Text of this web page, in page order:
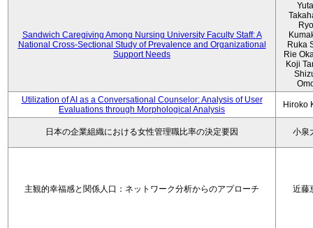
Sandwich Caregiving Among Nursing University Faculty Staff: A
National Cross-Sectional Study of Prevalence and Organizational
Support Needs
Ruka
Rie
Koji
Utilization of AI as a Conversational Counselor: Analysis of User
Evaluations through Morphological Analysis
Hiroko
日本の企業組織における女性管理職比率の決定要因 小泉
主観的幸福感と関係人口：ネットワーク分析からのアプローチ 近藤